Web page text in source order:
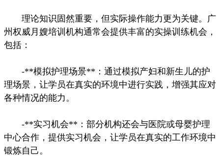
理论知识固然重要，但实际操作能力更为关键。广
州权威月嫂培训机构通常会提供丰富的实操训练机会，
包括：
-**模拟护理场景**：通过模拟产妇和新生儿的护
理场景，让学员在真实的环境中进行实践，增强其应对
各种情况的能力。
-**实习机会**：部分机构还会与医院或母婴护理
中心合作，提供实习机会，让学员在真实的工作环境中
锻炼自己。